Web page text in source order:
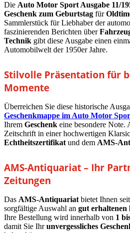
Die Auto Motor Sport Ausgabe 11/
Geschenk zum Geburtstag für
Sammlerstück für Liebhaber der
faszinierenden Berichten über
Technik gibt diese Ausgabe einen
Automobilwelt der 1950er Jahre.
Stilvolle Präsentation für
Momente
Überreichen Sie diese historische
Geschenkmappe im Auto Motor
Ihrem Geschenk eine besondere Note.
Zeitschrift in einer hochwertigen
Echtheitszertifikat und dem AMS-
AMS-Antiquariat – Ihr
Zeitungen
Das AMS-Antiquariat bietet Ihnen
sorgfältige Auswahl an gut erhaltenen
Ihre Bestellung wird innerhalb von 1
damit Sie Ihrunvergessliches